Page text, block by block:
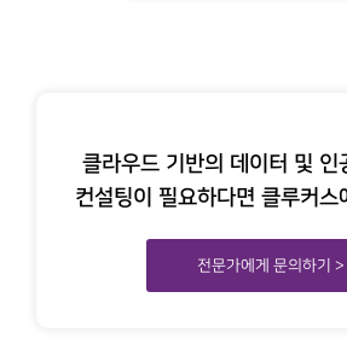
클라우드 기반의 데이터 및 인
컨설팅이 필요하다면 클루커스
전문가에게 문의하기 >